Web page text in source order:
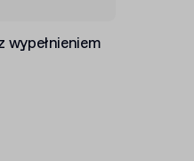
wypełnieniem